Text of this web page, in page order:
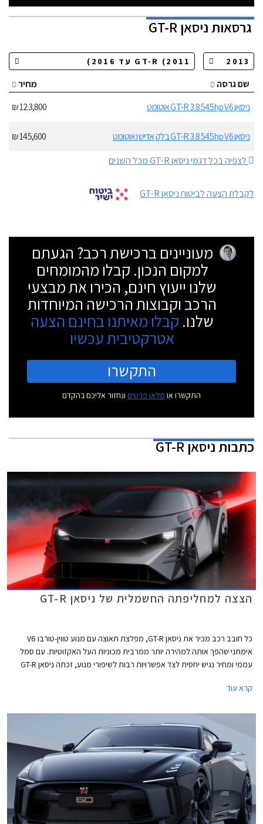
גרסאותניסאן GT-R
שם גרסה
מחיר
ניסאן GT-R 3.8 545hp V6 אוטומט
123,800 ₪
ניסאן GT-R 3.8 545hp V6 בלק אדישן אוטומט
145,600 ₪
לצפיה בכל דגמי ניסאן GT-R מכל השנים
לקבלת הצעה לביטוח ניסאן GT-R
מעוניינים ברכישת רכב? הגעתם
למקום הנכון. קבלו מהמומחים
שלנו ייעוץ חינם, הכירו את מבצעי
הרכב וקבוצות הרכישה המיוחדות
שלנו. קבלו מאיתנו בחינם הצעה
אטרקטיבית עכשיו
התקשרו
התקשרו או מלאו פרטים ונחזור אליכם בהקדם
כתבותניסאן GT-R
הצצה למחליפתה החשמלית של ניסאן GT-R
כל חובב רכב מכיר את ניסאן GT-R, מפלצת תאוצה עם מנוע טווין-טורבו V6
אימתני שהפך אותה למהירה יותר ממרבית מכוניות העל האקזוטיות. עם סמל
עממי ומחיר נגיש יחסית לצד אפשרויות רבות לשיפורי מנוע, זכתה ניסאן GT-R
הקשיש ובסביבת מכוניות חשמליות המספקות ביצועים מסמרי שיער בשליש
קרא עוד